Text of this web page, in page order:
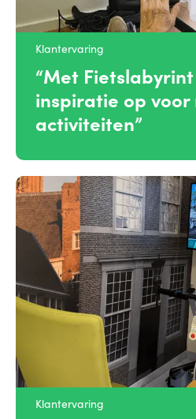
Klantervaring
“Met
inspiratie op voor
activiteiten”
Klantervaring